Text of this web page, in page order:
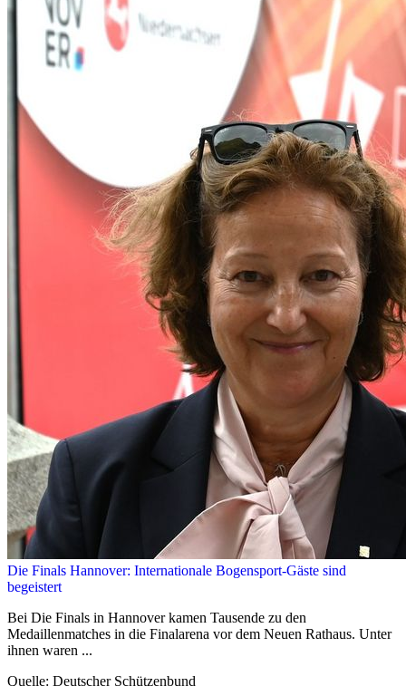
Die Finals Hannover: Internationale Bogensport-Gäste sind
begeistert
Bei Die Finals in Hannover kamen Tausende zu den
Medaillenmatches in die Finalarena vor dem Neuen Rathaus. Unter
ihnen waren ...
Quelle: Deutscher Schützenbund